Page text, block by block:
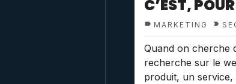
C’EST,
MARKETING
Quand on cherche
recherche sur le
produit, un